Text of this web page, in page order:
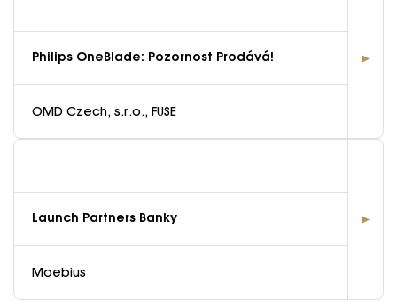
Philips OneBlade: Pozornost Prodává!
OMD Czech, s.r.o., FUSE
Launch Partners Banky
Moebius